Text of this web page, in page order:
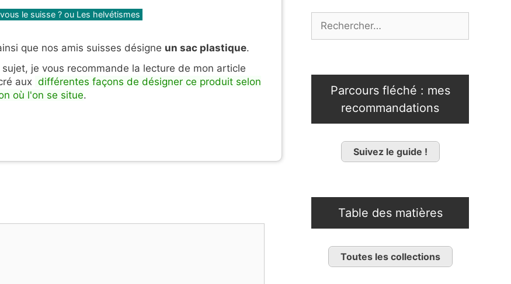
le suisse ? ou Les helvétismes
que nos amis suisses désigne un sac plastique.
sujet, je vous recommande la lecture de mon article
aux différentes façons de désigner ce produit selon
où l'on se situe.
Parcours fléché : mes
recommandations
Suivez le guide !
Table des matières
Toutes les collections